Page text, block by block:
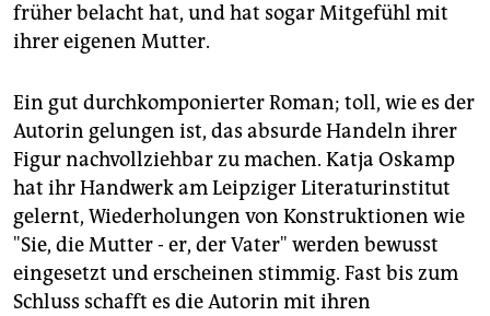
früher belacht hat, und hat sogar Mitgefühl mit
ihrer eigenen Mutter.
Ein gut durchkomponierter Roman; toll, wie es der
Autorin gelungen ist, das absurde Handeln ihrer
Figur nachvollziehbar zu machen. Katja Oskamp
hat ihr Handwerk am Leipziger Literaturinstitut
gelernt, Wiederholungen von Konstruktionen wie
"Sie, die Mutter - er, der Vater" werden bewusst
eingesetzt und erscheinen stimmig. Fast bis zum
Schluss schafft es die Autorin mit ihren